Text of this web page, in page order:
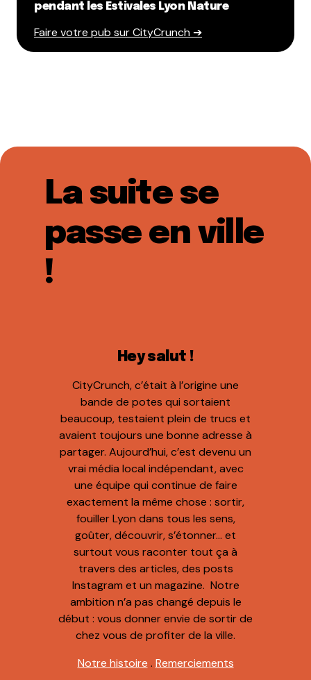
pendant les Estivales Lyon Nature
Faire votre pub sur CityCrunch ➔
La suite se
passe en ville
!
Hey salut !
CityCrunch, c’était à l’origine une
bande de potes qui sortaient
beaucoup, testaient plein de trucs et
avaient toujours une bonne adresse à
partager. Aujourd’hui, c’est devenu un
vrai média local indépendant, avec
une équipe qui continue de faire
exactement la même chose : sortir,
fouiller Lyon dans tous les sens,
goûter, découvrir, s’étonner… et
surtout vous raconter tout ça à
travers des articles, des posts
Instagram et un magazine. Notre
ambition n’a pas changé depuis le
début : vous donner envie de sortir de
chez vous de profiter de la ville.
Notre histoire . Remerciements